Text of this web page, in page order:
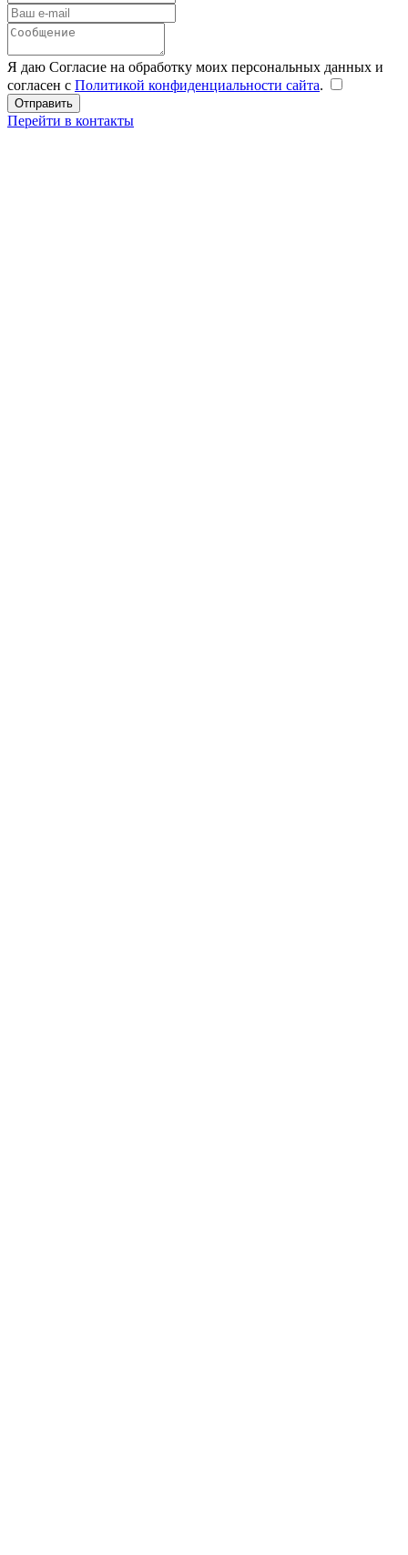
Я даю Согласие на обработку моих персональных данных и
согласен с Политикой конфиденциальности сайта.
Перейти в контакты